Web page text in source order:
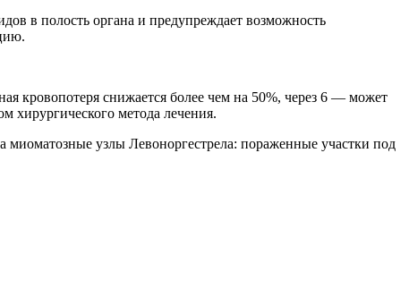
в полость органа и предупреждает возможность
кровопотеря снижается более чем на 50%, через 6 — может
хирургического метода лечения.
миоматозные узлы Левоноргестрела: пораженные участки под